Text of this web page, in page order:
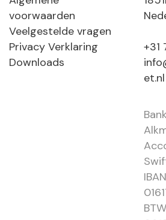
voorwaarden
Veelgestelde vragen
Privacy Verklaring
Downloads
+31
et.nl